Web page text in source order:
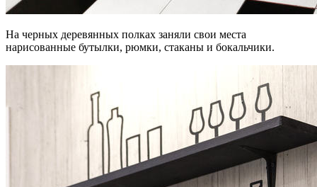
На черных деревянных полках заняли свои места
нарисованные бутылки, рюмки, стаканы и бокальчики.